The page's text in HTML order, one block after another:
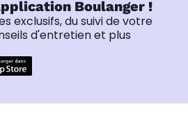
Boulanger !
exclusifs, du suivi de votre
d'entretien et plus